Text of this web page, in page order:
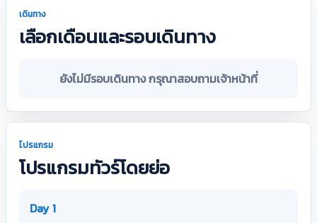
เดินทาง
เลือกเดือนและรอบเดินทาง
ยังไม่มีรอบเดินทาง กรุณาสอบถามเจ้าหน้าที่
โปรแกรม
โปรแกรมทัวร์โดยย่อ
Day 1